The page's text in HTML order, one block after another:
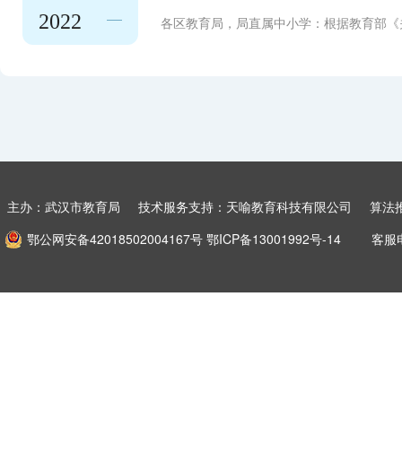
2022 各区教育局，局直属中小学：根据教育部
主办：武汉市教育局 技术服务支持：天喻教育科技有限公司 算法
鄂公网安备42018502004167号 鄂ICP备13001992号-14 客服